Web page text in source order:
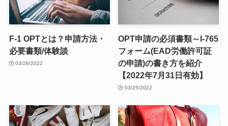
F-1 OPTとは？申請方法・
必要書類/体験談
03/26/2022
OPT申請の必須書類～I-765
フォーム(EAD労働許可証
の申請)の書き方を紹介
【2022年7月31日有効】
03/25/2022